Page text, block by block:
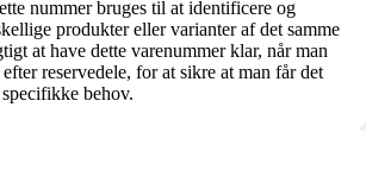
nummer bruges til at identificere og
produkter eller varianter af det samme
at have dette varenummer klar, når man
reservedele, for at sikre at man får det
behov.